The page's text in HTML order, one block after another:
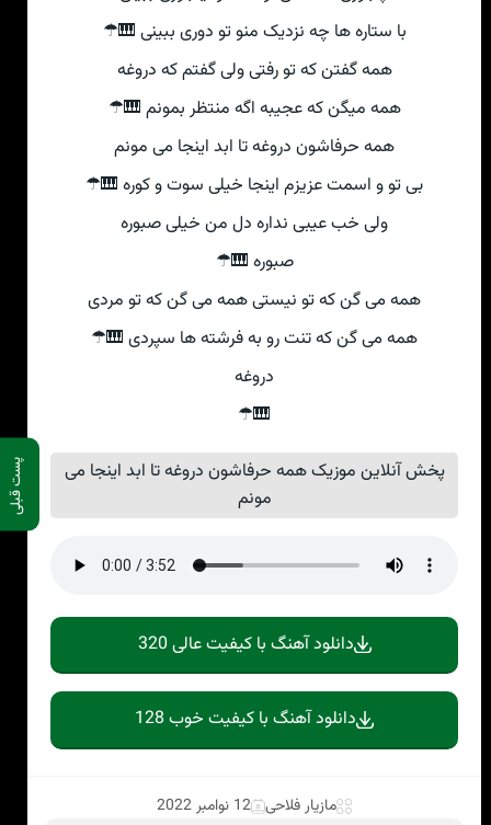
پست قبلی
با ستاره ها چه نزدیک منو تو دوری ببینی 🎹☂
همه گفتن که تو رفتی ولی گفتم که دروغه
همه میگن که عجیبه اگه منتظر بمونم 🎹☂
همه حرفاشون دروغه تا ابد اینجا می مونم
بی تو و اسمت عزیزم اینجا خیلی سوت و کوره 🎹☂
ولی خب عیبی نداره دل من خیلی صبوره
صبوره 🎹☂
همه می گن که تو نیستی همه می گن که تو مردی
همه می گن که تنت رو به فرشته ها سپردی 🎹☂
دروغه
🎹☂
پخش آنلاین موزیک همه حرفاشون دروغه تا ابد اینجا می
مونم
دانلود آهنگ با کیفیت عالی 320
دانلود آهنگ با کیفیت خوب 128
مازیار فلاحی 12 نوامبر 2022